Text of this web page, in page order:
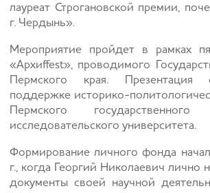
лауреат Строгановской премии,
г. Чердынь».
Мероприятие пройдет в рамках
«Архиffest», проводимого
Пермского края. Презентация
поддержке историко-
Пермского государственного
исследовательского университета.
Формирование личного фонда
г., когда Георгий Николаевич лично
документы своей научной